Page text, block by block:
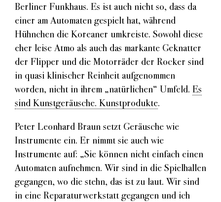
Berliner Funkhaus. Es ist auch nicht so, dass da
einer am Automaten gespielt hat, während
Hühnchen die Koreaner umkreiste. Sowohl diese
eher leise Atmo als auch das markante Geknatter
der Flipper und die Motorräder der Rocker sind
in quasi klinischer Reinheit aufgenommen
worden, nicht in ihrem „natürlichen“ Umfeld. Es
sind Kunstgeräusche. Kunstprodukte.
Peter Leonhard Braun setzt Geräusche wie
Instrumente ein. Er nimmt sie auch wie
Instrumente auf: „Sie können nicht einfach einen
Automaten aufnehmen. Wir sind in die Spielhallen
gegangen, wo die stehn, das ist zu laut. Wir sind
in eine Reparaturwerkstatt gegangen und ich